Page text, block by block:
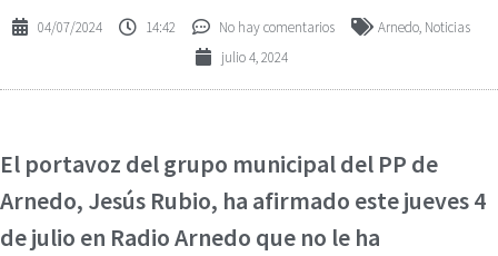
04/07/2024 14:42 No hay comentarios Arnedo, Noticias
julio 4, 2024
El portavoz del grupo municipal del PP de
Arnedo, Jesús Rubio, ha afirmado este jueves 4
de julio en Radio Arnedo que no le ha